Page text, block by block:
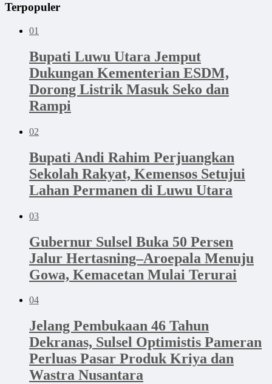
Terpopuler
01
Bupati Luwu Utara Jemput
Dukungan Kementerian ESDM,
Dorong Listrik Masuk Seko dan
Rampi
02
Bupati Andi Rahim Perjuangkan
Sekolah Rakyat, Kemensos Setujui
Lahan Permanen di Luwu Utara
03
Gubernur Sulsel Buka 50 Persen
Jalur Hertasning–Aroepala Menuju
Gowa, Kemacetan Mulai Terurai
04
Jelang Pembukaan 46 Tahun
Dekranas, Sulsel Optimistis Pameran
Perluas Pasar Produk Kriya dan
Wastra Nusantara